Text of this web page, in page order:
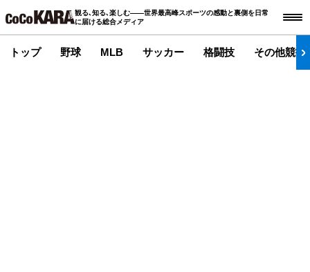
観る､知る､楽しむ――世界最高峰スポーツの感動と裏側を日常
に届ける総合メディア
トップ 野球 MLB サッカー 格闘技 その他競技